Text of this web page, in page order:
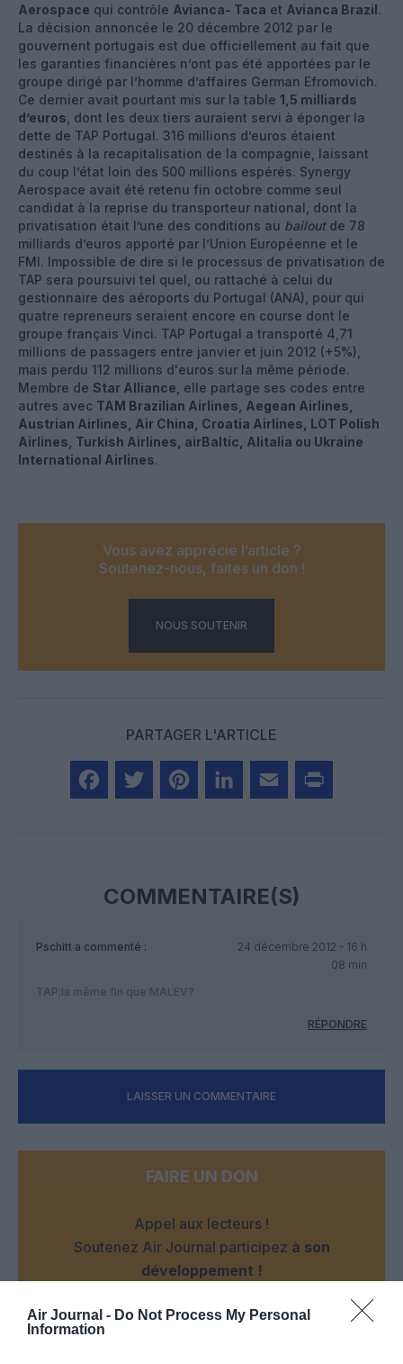
Air Journal - Do Not Process My Personal
Information
Aerospace qui contrôle Avianca- Taca et Avianca Brazil.
La décision annoncée le 20 décembre 2012 par le
gouvernent portugais est due officiellement au fait que
les garanties financières n’ont pas été apportées par le
groupe dirigé par l’homme d’affaires German Efromovich.
Ce dernier avait pourtant mis sur la table 1,5 milliards
d’euros , dont les deux tiers auraient servi à éponger la
dette de TAP Portugal. 316 millions d’euros étaient
destinés à la recapitalisation de la compagnie, laissant
du coup l’état loin des 500 millions espérés. Synergy
Aerospace avait été retenu fin octobre comme seul
candidat à la reprise du transporteur national, dont la
privatisation était l’une des conditions au bailoutde 78
milliards d’euros apporté par l’Union Européenne et le
FMI. Impossible de dire si le processus de privatisation de
TAP sera poursuivi tel quel, ou rattaché à celui du
gestionnaire des aéroports du Portugal (ANA), pour qui
quatre repreneurs seraient encore en course dont le
groupe français Vinci. TAP Portugal a transporté 4,71
millions de passagers entre janvier et juin 2012 (+5%),
mais perdu 112 millions d'euros sur la même période.
Membre de Star Alliance , elle partage ses codes entre
autres avec TAM Brazilian Airlines, Aegean Airlines,
Austrian Airlines, Air China, Croatia Airlines, LOT Polish
Airlines, Turkish Airlines, airBaltic, Alitalia ou Ukraine
International Airlines.
Vous avez apprécié l’article ?
Soutenez-nous, faites un don !
NOUS SOUTENIR
PARTAGER L'ARTICLE
COMMENTAIRE(S)
Pschitt a commenté :
24 décembre 2012 - 16 h
08 min
TAP:la même fin que MALEV?
RÉPONDRE
LAISSER UN COMMENTAIRE
FAIRE UN DON
Appel aux lecteurs !
Soutenez Air Journal participez à son
développement !